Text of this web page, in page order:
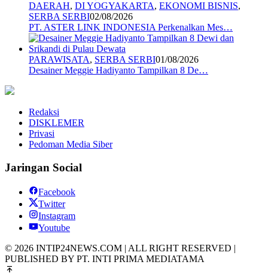
DAERAH, DI YOGYAKARTA, EKONOMI BISNIS,
SERBA SERBI02/08/2026
PT. ASTER LINK INDONESIA Perkenalkan Mes…
PARAWISATA, SERBA SERBI01/08/2026
Desainer Meggie Hadiyanto Tampilkan 8 De…
Redaksi
DISKLEMER
Privasi
Pedoman Media Siber
Jaringan Social
Facebook
Twitter
Instagram
Youtube
© 2026 INTIP24NEWS.COM | ALL RIGHT RESERVED |
PUBLISHED BY PT. INTI PRIMA MEDIATAMA